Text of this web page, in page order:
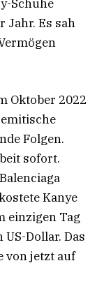
Schuhe
Jahr. Es sah
Oktober 2022
Folgen.
sofort.
Kanye
einzigen Tag
Dollar. Das
von jetzt auf